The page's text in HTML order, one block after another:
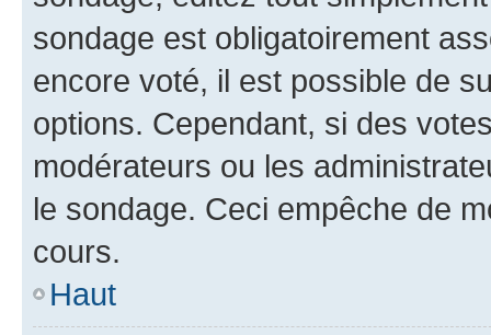
sondage est obligatoirement
encore voté, il est possible de
options. Cependant, si des
modérateurs ou les
le sondage. Ceci empêche de
cours.
Haut